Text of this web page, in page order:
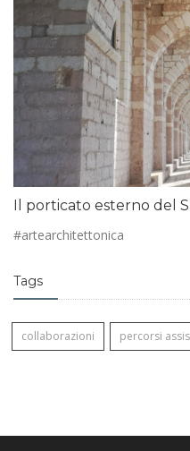
Il porticato esterno del
#artearchitettonica
Tags
collaborazioni percorsi